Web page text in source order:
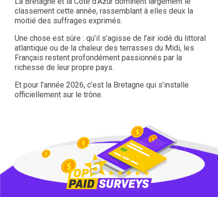
classement cette année, rassemblant à elles deux la
moitié des suffrages exprimés.
Une chose est sûre : qu’il s’agisse de l’air iodé du littoral
atlantique ou de la chaleur des terrasses du Midi, les
Français restent profondément passionnés par la
richesse de leur propre pays.
Et pour l’année 2026, c’est la Bretagne qui s’installe
officiellement sur le trône.